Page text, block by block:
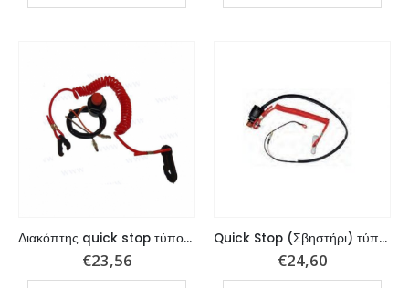
Διακόπτης quick stop τύπου Yamaha/Mariner
€23,56
Quick Stop (Σβηστήρι) τύπου Yamaha
€24,60